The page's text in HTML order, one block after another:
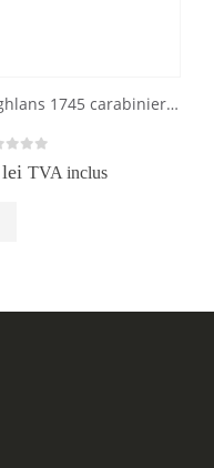
Coghlans 1745 carabiniere din otel pentru hamac, doua bucati
lei TVA inclus